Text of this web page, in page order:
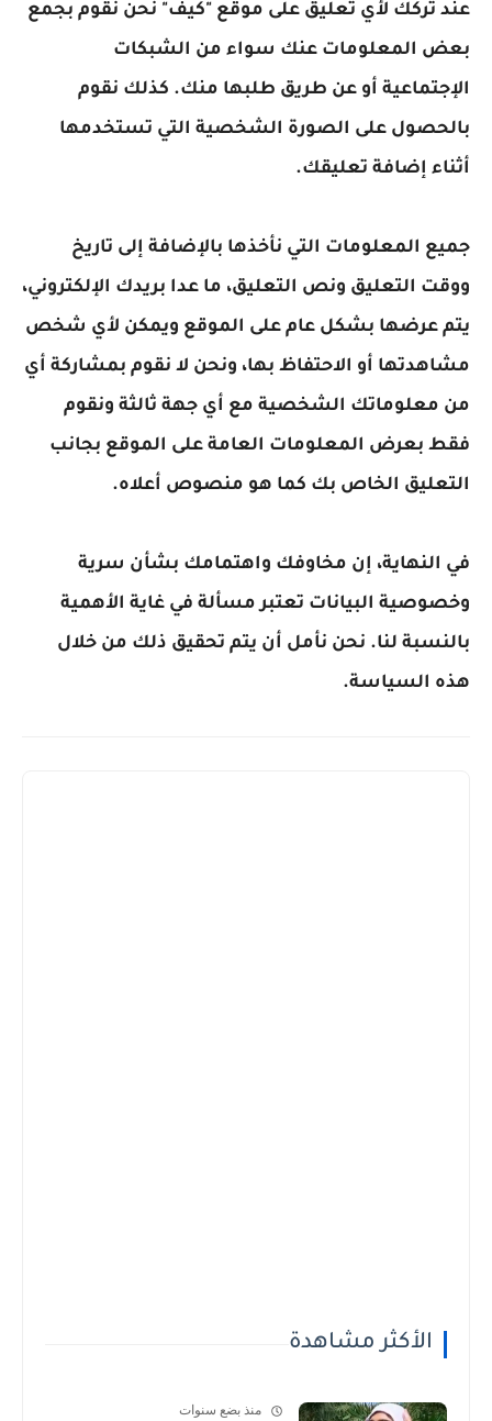
تركك لأي تعليق على موقع "كيف" نحن نقوم بجمع
المعلومات عنك سواء من الشبكات
أو عن طريق طلبها منك. كذلك نقوم
على الصورة الشخصية التي تستخدمها
إضافة تعليقك.
المعلومات التي نأخذها بالإضافة إلى تاريخ
التعليق ونص التعليق، ما عدا بريدك الإلكتروني،
عرضها بشكل عام على الموقع ويمكن لأي شخص
أو الاحتفاظ بها، ونحن لا نقوم بمشاركة أي
معلوماتك الشخصية مع أي جهة ثالثة ونقوم
بعرض المعلومات العامة على الموقع بجانب
الخاص بك كما هو منصوص أعلاه.
النهاية، إن مخاوفك واهتمامك بشأن سرية
البيانات تعتبر مسألة في غاية الأهمية
لنا. نحن نأمل أن يتم تحقيق ذلك من خلال
السياسة.
الأكثر مشاهدة
منذ بضع سنوات